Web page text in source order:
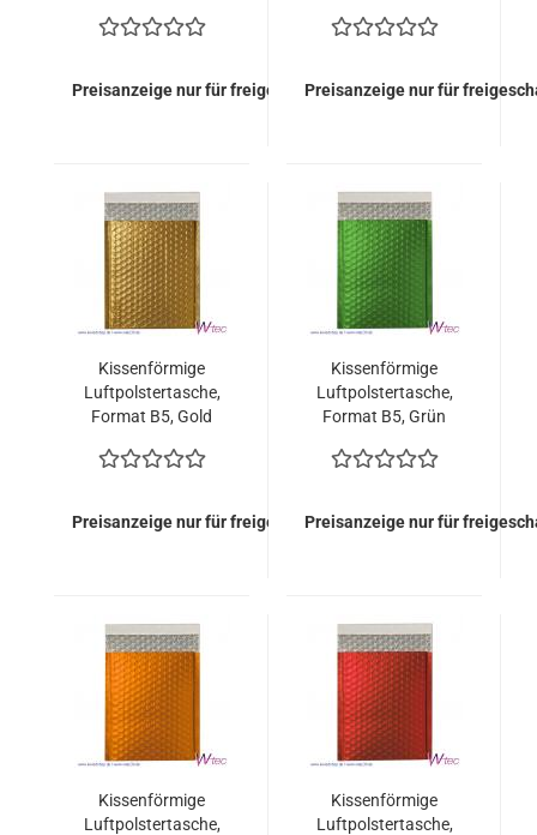
Stück = 119,00 Euro)
Preisanzeige nur für freigeschaltete Kunden
Stück = 119,00 Euro)
Preisanzeige nur für
Kissenförmige
Luftpolstertasche,
Format B5, Gold
Stück = 119,00 Euro)
Preisanzeige nur für freigeschaltete Kunden
Kissenförmige
Luftpolstertasche,
Format B5, Grün
Stück = 119,00 Euro)
Preisanzeige nur für
Kissenförmige
Luftpolstertasche,
Kissenförmige
Luftpolstertasche,